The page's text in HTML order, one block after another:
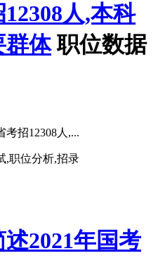
人,本科
群体 职位数据
考招12308人,...
,职位分析,招录
2021年国考